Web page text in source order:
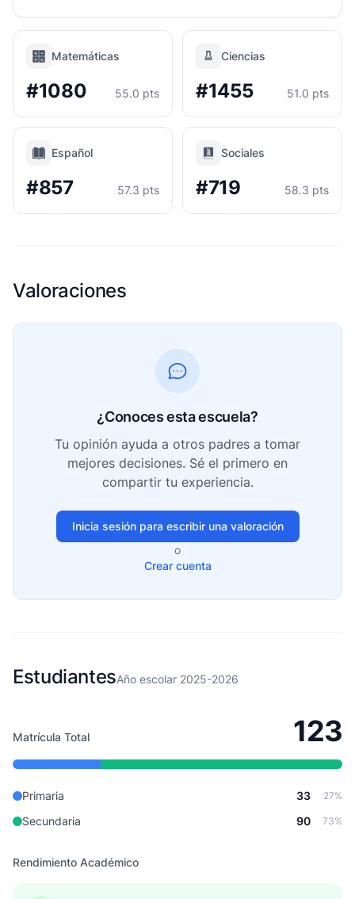
Matemáticas
#1080 55.0 pts
Ciencias
#1455 51.0 pts
Español
#857 57.3 pts
Sociales
#719 58.3 pts
Valoraciones
¿Conoces esta escuela?
Tu opinión ayuda a otros padres a tomar
mejores decisiones. Sé el primero en
compartir tu experiencia.
Inicia sesión para escribir una valoración
o
Crear cuenta
EstudiantesAño escolar 2025-2026
Matrícula Total 123
Primaria 33 27%
Secundaria 90 73%
Rendimiento Académico